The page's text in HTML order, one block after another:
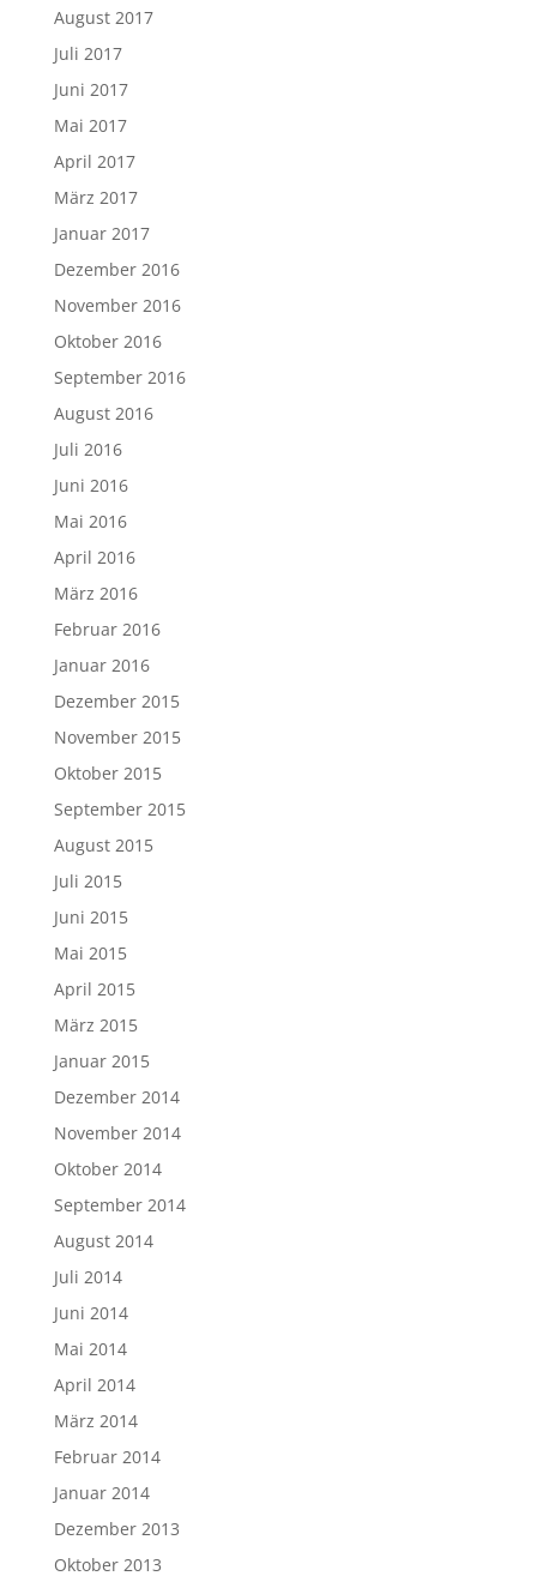
August 2017
Juli 2017
Juni 2017
Mai 2017
April 2017
März 2017
Januar 2017
Dezember 2016
November 2016
Oktober 2016
September 2016
August 2016
Juli 2016
Juni 2016
Mai 2016
April 2016
März 2016
Februar 2016
Januar 2016
Dezember 2015
November 2015
Oktober 2015
September 2015
August 2015
Juli 2015
Juni 2015
Mai 2015
April 2015
März 2015
Januar 2015
Dezember 2014
November 2014
Oktober 2014
September 2014
August 2014
Juli 2014
Juni 2014
Mai 2014
April 2014
März 2014
Februar 2014
Januar 2014
Dezember 2013
Oktober 2013